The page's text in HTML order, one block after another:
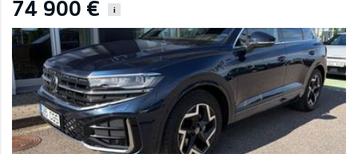
74 900 € i